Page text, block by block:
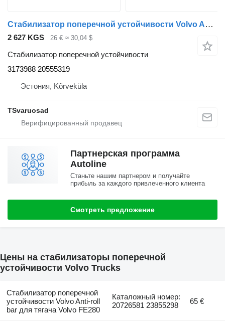
Стабилизатор поперечной устойчивости Volvo Anti-roll bar bracket 3173988 для тягача Volvo FM9
2 627 KGS 26 € ≈ 30,04 $
Стабилизатор поперечной устойчивости
3173988 20555319
Эстония, Kõrveküla
TSvaruosad
Партнерская программа
Autoline
Станьте нашим партнером и получайте
прибыль за каждого привлеченного клиента
Смотреть предложение
Цены на стабилизаторы поперечной
устойчивости Volvo Trucks
Стабилизатор поперечной
устойчивости Volvo Anti-roll
bar для тягача Volvo FE280
Каталожный номер:
20726581 23855298
65 €